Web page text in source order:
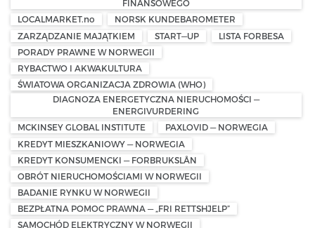
FINANSOWEGO
LOCALMARKET.no
NORSK KUNDEBAROMETER
ZARZĄDZANIE MAJĄTKIEM
START—UP
LISTA FORBESA
PORADY PRAWNE W NORWEGII
RYBACTWO I AKWAKULTURA
ŚWIATOWA ORGANIZACJA ZDROWIA (WHO)
DIAGNOZA ENERGETYCZNA NIERUCHOMOŚCI —
ENERGIVURDERING
MCKINSEY GLOBAL INSTITUTE
PAXLOVID — NORWEGIA
KREDYT MIESZKANIOWY — NORWEGIA
KREDYT KONSUMENCKI — FORBRUKSLÅN
OBRÓT NIERUCHOMOŚCIAMI W NORWEGII
BADANIE RYNKU W NORWEGII
BEZPŁATNA POMOC PRAWNA — „FRI RETTSHJELP”
SAMOCHÓD ELEKTRYCZNY W NORWEGII